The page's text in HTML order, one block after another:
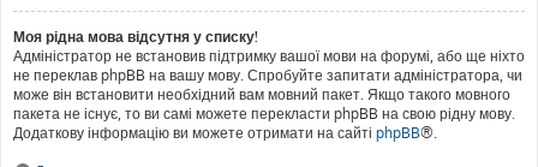
Моя рідна мова відсутня у списку!
Адміністратор не встановив підтримку вашої мови на форумі, або ще ніхто
не переклав phpBB на вашу мову. Спробуйте запитати адміністратора, чи
може він встановити необхідний вам мовний пакет. Якщо такого мовного
пакета не існує, то ви самі можете перекласти phpBB на свою рідну мову.
Додаткову інформацію ви можете отримати на сайті phpBB®.